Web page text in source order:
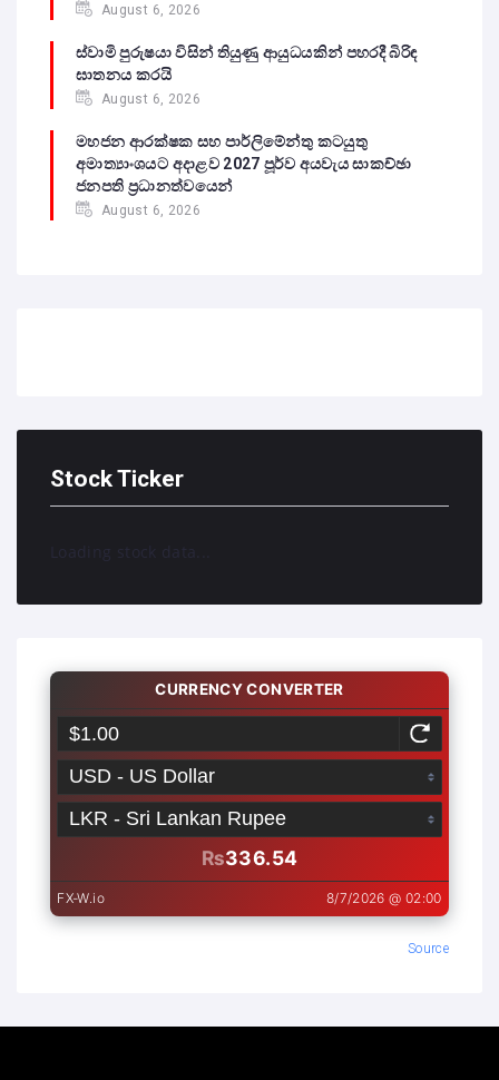
August 6, 2026
ස්වාමි පුරුෂයා විසින් තියුණු ආයුධයකින් පහරදී බිරිඳ
ඝාතනය කරයි
August 6, 2026
මහජන ආරක්ෂක සහ පාර්ලිමේන්තු කටයුතු
අමාත්‍යාංශයට අදාළව 2027 පූර්ව අයවැය සාකච්ඡා
ජනපති ප්‍රධානත්වයෙන්
August 6, 2026
Stock Ticker
Loading stock data...
Source